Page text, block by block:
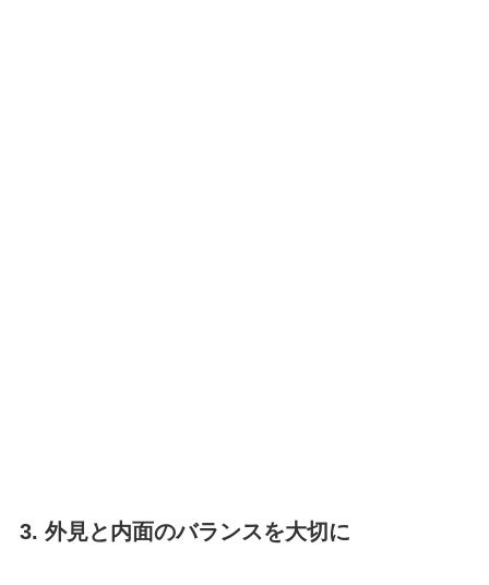
3. 外見と内面のバランスを大切に